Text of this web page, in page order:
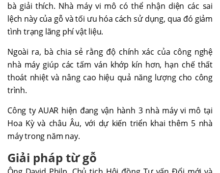
bà giải thích. Nhà máy vi mô có thể nhận diện các sai
lệch này của gỗ và tối ưu hóa cách sử dụng, qua đó giảm
tình trạng lãng phí vật liệu.
Ngoài ra, bà chia sẻ rằng độ chính xác của công nghệ
nhà máy giúp các tấm ván khớp kín hơn, hạn chế thất
thoát nhiệt và nâng cao hiệu quả năng lượng cho công
trình.
Công ty AUAR hiện đang vận hành 3 nhà máy vi mô tại
Hoa Kỳ và châu Âu, với dự kiến triển khai thêm 5 nhà
máy trong năm nay.
Giải pháp từ gỗ